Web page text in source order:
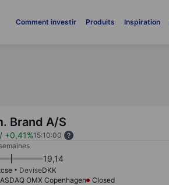
Comment investir Produits Inspiration
Brand A/S
/ +0,41%15:10:00
19,14
DeviseDKK
OMX Copenhagen
Closed